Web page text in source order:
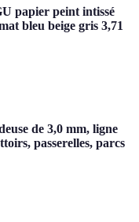
papier peint intissé
bleu beige gris 3,71
de 3,0 mm, ligne
passerelles, parcs